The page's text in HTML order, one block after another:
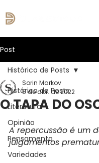
Post
Histórico de Posts
Literatura
Opinião
Pensamento
Variedades
Histórico de Posts
O TAPA DO
Sorin Markov
5 de abr. de 2022
A repercussão é um
julgamentos